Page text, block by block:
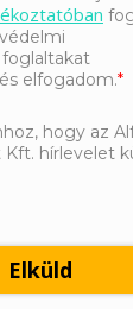
elfogadom.
hogy az
hírlevelet